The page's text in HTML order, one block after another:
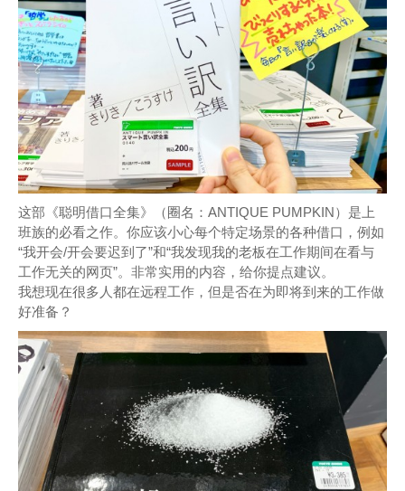
这部《聪明借口全集》（圈名：ANTIQUE PUMPKIN）是上
班族的必看之作。你应该小心每个特定场景的各种借口，例如
“我开会/开会要迟到了”和“我发现我的老板在工作期间在看与
工作无关的网页”。非常实用的内容，给你提点建议。
我想现在很多人都在远程工作，但是否在为即将到来的工作做
好准备？